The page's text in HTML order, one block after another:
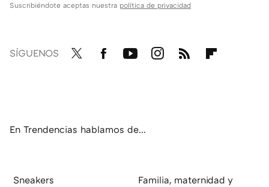
Suscribiéndote aceptas nuestra política de privacidad
SÍGUENOS
En Trendencias hablamos de...
Sneakers
Familia, maternidad y